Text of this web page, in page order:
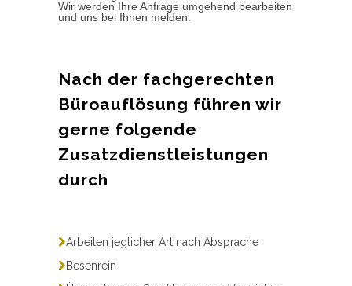
Wir werden Ihre Anfrage umgehend bearbeiten
und uns bei Ihnen melden.
Nach der fachgerechten
Büroauflösung führen wir
gerne folgende
Zusatzdienstleistungen
durch
Arbeiten jeglicher Art nach Absprache
Besenrein